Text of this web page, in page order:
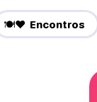
🍽️❤️ Encontros